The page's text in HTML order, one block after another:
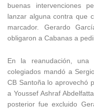
buenas intervenciones
lanzar alguna contra que
marcador. Gerardo
obligaron a Cabanas a
En la reanudación,
colegiados mandó a
CB Santoña lo aprovechó
a Youssef Ashraf
posterior fue excluido